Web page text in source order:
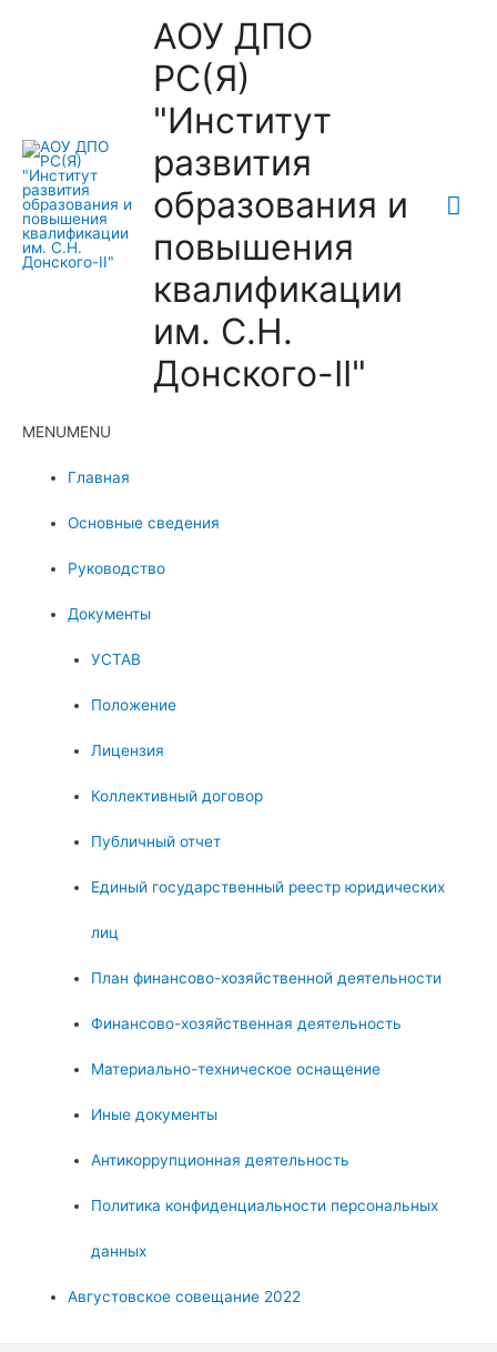
АОУ ДПО
РС(Я)
"Институт
развития
образования и
повышения
квалификации
им. С.Н.
Донского-II"
MENUMENU
Главная
Основные сведения
Руководство
Документы
УСТАВ
Положение
Лицензия
Коллективный договор
Публичный отчет
Единый государственный реестр юридических
лиц
План финансово-хозяйственной деятельности
Финансово-хозяйственная деятельность
Материально-техническое оснащение
Иные документы
Антикоррупционная деятельность
Политика конфиденциальности персональных
данных
Августовское совещание 2022